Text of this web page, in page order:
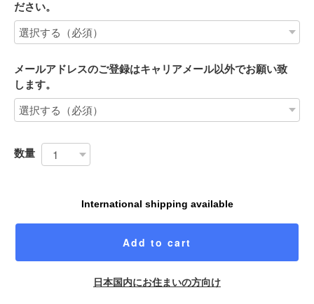
ださい。
メールアドレスのご登録はキャリアメール以外でお願い致
します。
数量
International shipping available
Add to cart
日本国内にお住まいの方向け